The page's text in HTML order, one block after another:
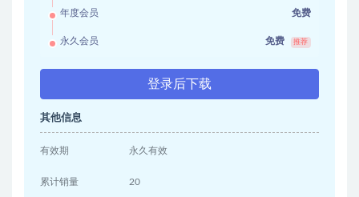
年度会员 免费
永久会员 免费 推荐
登录后下载
其他信息
有效期 永久有效
累计销量 20